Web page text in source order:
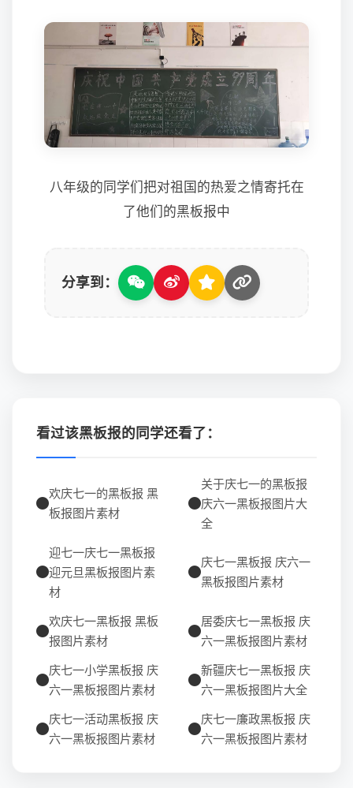
八年级的同学们把对祖国的热爱之情寄托在
了他们的黑板报中
分享到：
看过该黑板报的同学还看了：
欢庆七一的黑板报 黑
板报图片素材
关于庆七一的黑板报
庆六一黑板报图片大
全
迎七一庆七一黑板报
迎元旦黑板报图片素
材
庆七一黑板报 庆六一
黑板报图片素材
欢庆七一黑板报 黑板
报图片素材
居委庆七一黑板报 庆
六一黑板报图片素材
庆七一小学黑板报 庆
六一黑板报图片素材
新疆庆七一黑板报 庆
六一黑板报图片大全
庆七一活动黑板报 庆
六一黑板报图片素材
庆七一廉政黑板报 庆
六一黑板报图片素材